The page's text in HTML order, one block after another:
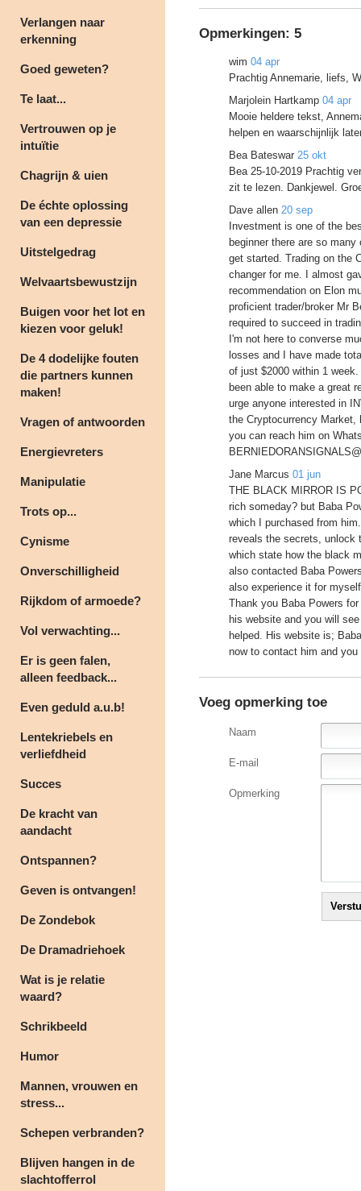
Verlangen naar
erkenning
Goed geweten?
Te laat...
Vertrouwen op je
intuïtie
Chagrijn & uien
De échte oplossing
van een depressie
Uitstelgedrag
Welvaartsbewustzijn
Buigen voor het lot en
kiezen voor geluk!
De 4 dodelijke fouten
die partners kunnen
maken!
Vragen of antwoorden
Energievreters
Manipulatie
Trots op...
Cynisme
Onverschilligheid
Rijkdom of armoede?
Vol verwachting...
Er is geen falen,
alleen feedback...
Even geduld a.u.b!
Lentekriebels en
verliefdheid
Succes
De kracht van
aandacht
Ontspannen?
Geven is ontvangen!
De Zondebok
De Dramadriehoek
Wat is je relatie
waard?
Schrikbeeld
Humor
Mannen, vrouwen en
stress...
Schepen verbranden?
Blijven hangen in de
slachtofferrol
Opmerkingen: 5
wim 04 apr
Prachtig Annemarie, liefs,
Marjolein Hartkamp 04 apr
Mooie heldere tekst,
helpen en waarschijnlijk
Bea Bateswar 25 okt
Bea 25-10-2019 Prachtig
zit te lezen. Dankjewel.
Dave allen 20 sep
Investment is one of the
beginner there are so
get started. Trading on the
changer for me. I almost
recommendation on Elon
proficient trader/broker Mr
required to succeed in
I'm not here to converse
losses and I have made
of just $2000 within 1
been able to make a great
urge anyone interested in
the Cryptocurrency
you can reach him on
Jane Marcus 01 jun
THE BLACK MIRROR IS
rich someday? but Baba
which I purchased from
reveals the secrets, unlock
which state how the black
also contacted Baba
also experience it for
Thank you Baba Powers
his website and you will
helped. His website is;
now to contact him and
Voeg opmerking toe
Naam
E-mail
Opmerking